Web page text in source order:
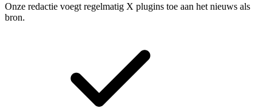
Onze redactie voegt regelmatig X plugins toe aan het nieuws als
bron.